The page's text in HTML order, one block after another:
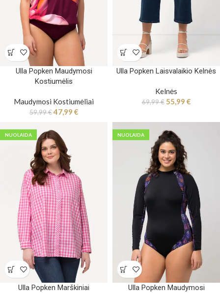
Ulla Popken Maudymosi
Kostiumėlis
Maudymosi Kostiumėliai
59,99€47,99 €
Ulla Popken Laisvalaikio Kelnės
Kelnės
69,99€ 55,99 €
NUOLAIDA
Ulla Popken Marškiniai
NUOLAIDA
Ulla Popken Maudymosi